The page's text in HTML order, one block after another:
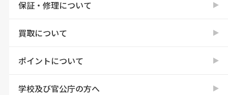
保証・修理について
買取について
ポイントについて
学校及び官公庁の方へ